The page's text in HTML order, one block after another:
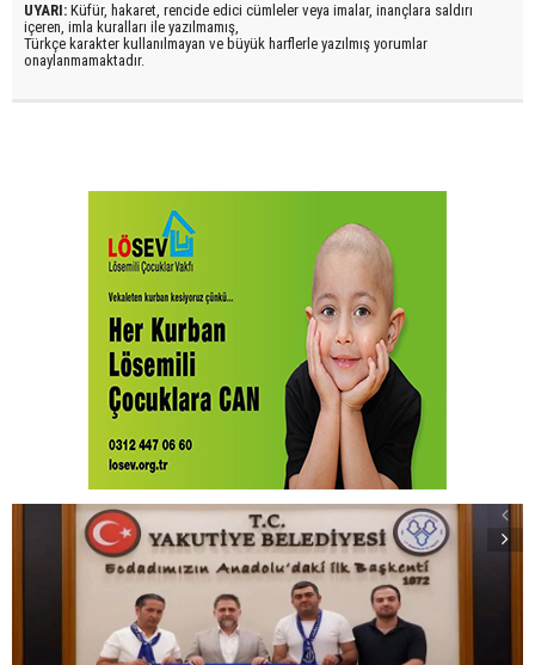
UYARI: Küfür, hakaret, rencide edici cümleler veya imalar, inançlara saldırı
içeren, imla kuralları ile yazılmamış,
Türkçe karakter kullanılmayan ve büyük harflerle yazılmış yorumlar
onaylanmamaktadır.